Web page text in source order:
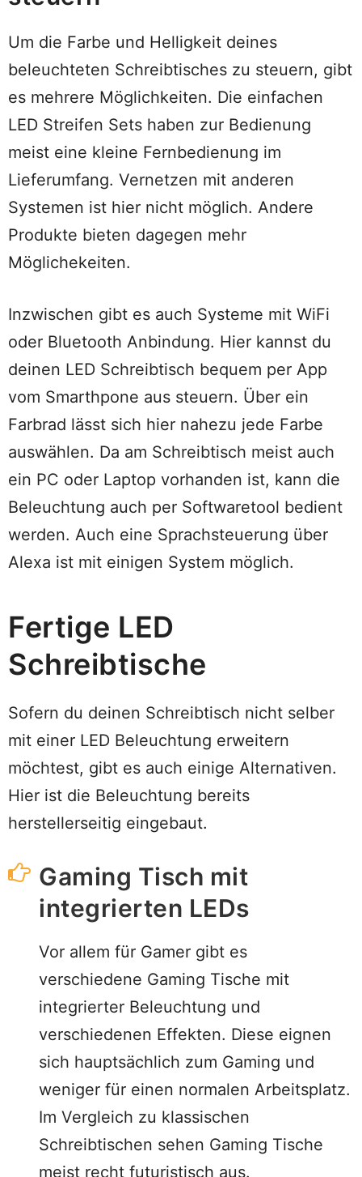
Um die Farbe und Helligkeit deines
beleuchteten Schreibtisches zu steuern, gibt
es mehrere Möglichkeiten. Die einfachen
LED Streifen Sets haben zur Bedienung
meist eine kleine Fernbedienung im
Lieferumfang. Vernetzen mit anderen
Systemen ist hier nicht möglich. Andere
Produkte bieten dagegen mehr
Möglichekeiten.
Inzwischen gibt es auch Systeme mit WiFi
oder Bluetooth Anbindung. Hier kannst du
deinen LED Schreibtisch bequem per App
vom Smarthpone aus steuern. Über ein
Farbrad lässt sich hier nahezu jede Farbe
auswählen. Da am Schreibtisch meist auch
ein PC oder Laptop vorhanden ist, kann die
Beleuchtung auch per Softwaretool bedient
werden. Auch eine Sprachsteuerung über
Alexa ist mit einigen System möglich.
Fertige LED
Schreibtische
Sofern du deinen Schreibtisch nicht selber
mit einer LED Beleuchtung erweitern
möchtest, gibt es auch einige Alternativen.
Hier ist die Beleuchtung bereits
herstellerseitig eingebaut.
Gaming Tisch mit
integrierten LEDs
Vor allem für Gamer gibt es
verschiedene Gaming Tische mit
integrierter Beleuchtung und
verschiedenen Effekten. Diese eignen
sich hauptsächlich zum Gaming und
weniger für einen normalen Arbeitsplatz.
Im Vergleich zu klassischen
Schreibtischen sehen Gaming Tische
meist recht futuristisch aus.